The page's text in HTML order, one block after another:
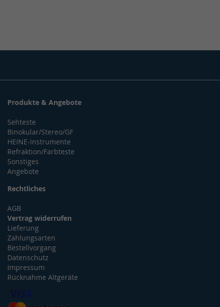
Produkte & Angebote
Sehteste
Binokular/Stereo/GF
HEINE-Instrumente
Refraktion/Farbteste
Sonstiges
Angebote
Rechtliches
AGB
Vertrag widerrufen
Lieferung
Zahlungsarten
Bestellvorgang
Datenschutz
Impressum
Rücknahme Altgeräte